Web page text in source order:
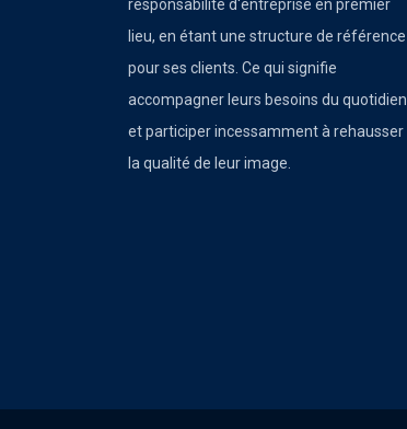
responsabilité d'entreprise en premier
lieu, en étant une structure de référence
pour ses clients. Ce qui signifie
accompagner leurs besoins du quotidien
et participer incessamment à rehausser
la qualité de leur image.